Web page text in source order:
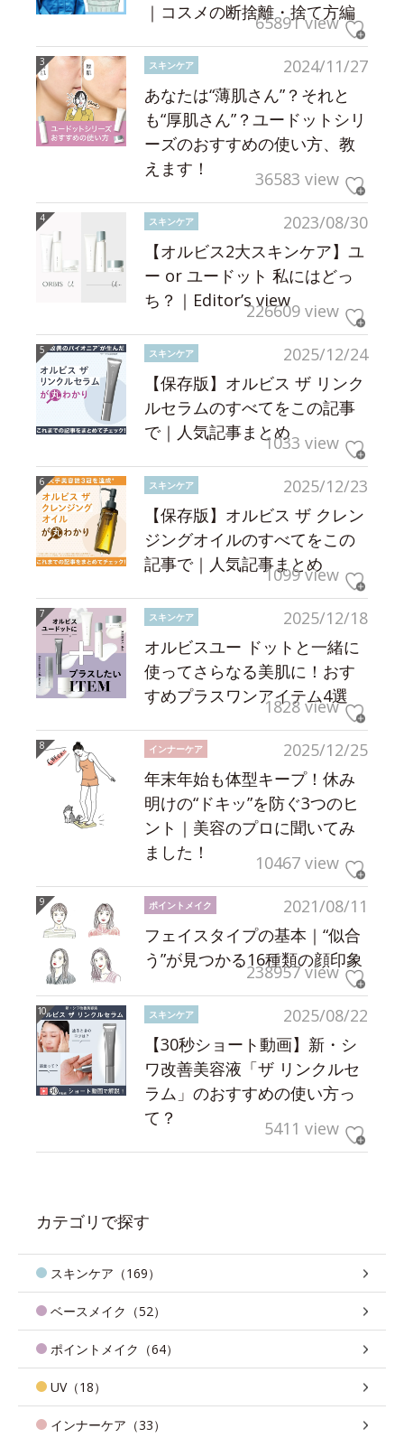
｜コスメの断捨離・捨て方編
65891 view
2024/11/27
スキンケア
あなたは“薄肌さん”？それと
も“厚肌さん”？ユードットシリ
ーズのおすすめの使い方、教
えます！
36583 view
2023/08/30
スキンケア
【オルビス2大スキンケア】ユ
ー or ユードット 私にはどっ
ち？｜Editor’s view226609 view
2025/12/24
スキンケア
【保存版】オルビス ザ リンク
ルセラムのすべてをこの記事
で｜人気記事まとめ1033 view
2025/12/23
スキンケア
【保存版】オルビス ザ クレン
ジングオイルのすべてをこの
記事で｜人気記事まとめ
1099 view
2025/12/18
スキンケア
オルビスユー ドットと一緒に
使ってさらなる美肌に！おす
すめプラスワンアイテム4選
1828 view
2025/12/25
インナーケア
年末年始も体型キープ！休み
明けの“ドキッ”を防ぐ3つのヒ
ント｜美容のプロに聞いてみ
ました！
10467 view
2021/08/11
ポイントメイク
フェイスタイプの基本｜“似合
う”が見つかる16種類の顔印象
238957 view
2025/08/22
スキンケア
【30秒ショート動画】新・シ
ワ改善美容液「ザ リンクルセ
ラム」のおすすめの使い方っ
て？
5411 view
カテゴリで探す
スキンケア（169）
ベースメイク（52）
ポイントメイク（64）
UV（18）
インナーケア（33）